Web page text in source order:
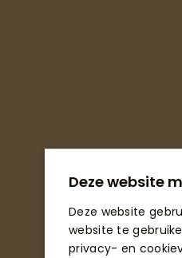
Deze website
Deze website
website te
privacy- en